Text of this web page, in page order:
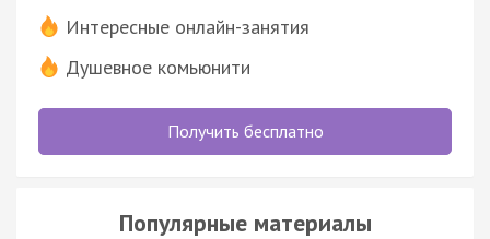
Интересные онлайн-занятия
Душевное комьюнити
Получить бесплатно
Популярные материалы